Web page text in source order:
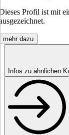
Profil ist mit
mehr dazu
Infos zu ähnlichen